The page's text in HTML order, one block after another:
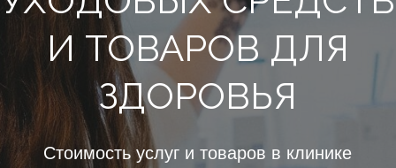
Стоимость услуг и товаров в клинике
и на сайте могут отличаться. Подробности
уточняйте у администраторов